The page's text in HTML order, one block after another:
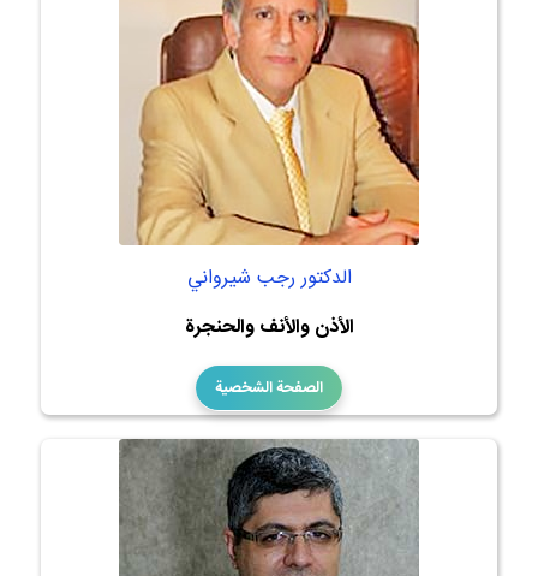
الدكتور رجب شيرواني
الأذن والأنف والحنجرة
الصفحة الشخصية